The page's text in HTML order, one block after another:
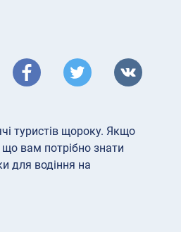
туристів щороку. Якщо
що вам потрібно знати
для водіння на